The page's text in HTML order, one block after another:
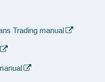
Trading manual